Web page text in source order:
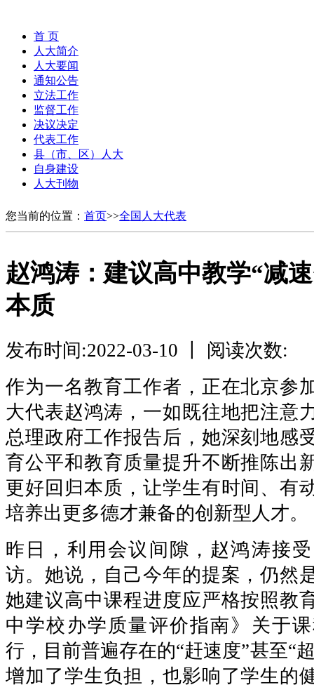
首 页
人大简介
人大要闻
通知公告
立法工作
监督工作
决议决定
代表工作
县（市、区）人大
自身建设
人大刊物
您当前的位置： 首页>>全国人大代表
赵鸿涛：建议高中教学“减
本质
发布时间:2022-03-10 丨 阅读次数:
作为一名教育工作者，正在北京参
大代表赵鸿涛，一如既往地把注意
总理政府工作报告后，她深刻地感
育公平和教育质量提升不断推陈出
更好回归本质，让学生有时间、有
培养出更多德才兼备的创新型人才。
昨日，利用会议间隙，赵鸿涛接
访。她说，自己今年的提案，仍然
她建议高中课程进度应严格按照教
中学校办学质量评价指南》关于
行，目前普遍存在的“赶速度”甚至“
增加了学生负担，也影响了学生的